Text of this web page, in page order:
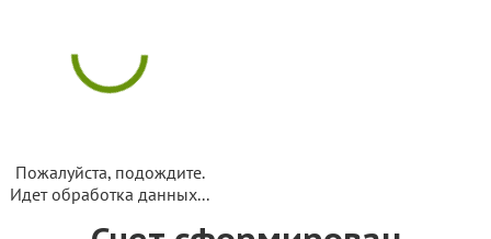
Пожалуйста, подождите.
Идет обработка данных...